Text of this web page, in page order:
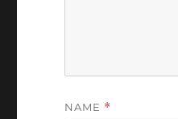
NAME *